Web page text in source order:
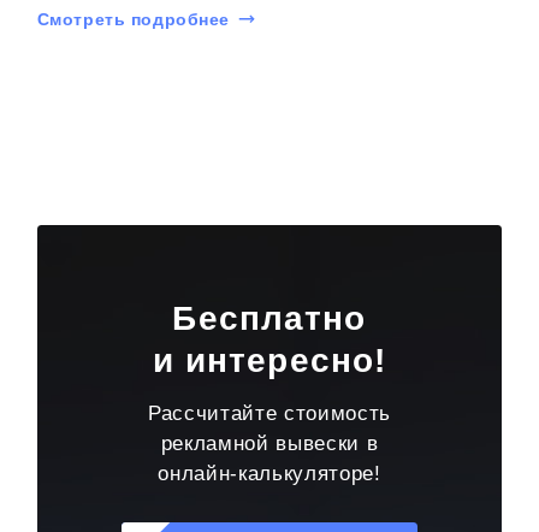
Смотреть подробнее
Бесплатно
и интересно!
Рассчитайте стоимость
рекламной вывески в
онлайн-калькуляторе!